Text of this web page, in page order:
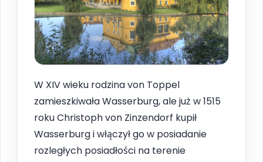
W XIV wieku rodzina von Toppel
zamieszkiwała Wasserburg, ale już w 1515
roku Christoph von Zinzendorf kupił
Wasserburg i włączył go w posiadanie
rozległych posiadłości na terenie